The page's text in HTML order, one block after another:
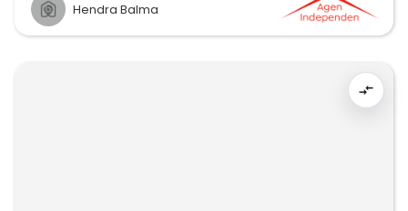
Hendra Balma